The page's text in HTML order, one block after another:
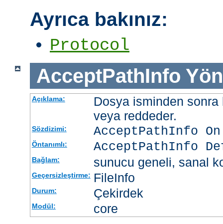
Ayrıca bakınız:
Protocol
AcceptPathInfo
Açıklama:
Dosya isminden
veya reddeder.
Sözdizimi: AcceptPathInfo
Öntanımlı: AcceptPathInfo
Bağlam: sunucu geneli, sanal
Geçersizleştirme: FileInfo
Durum: Çekirdek
Modül: core